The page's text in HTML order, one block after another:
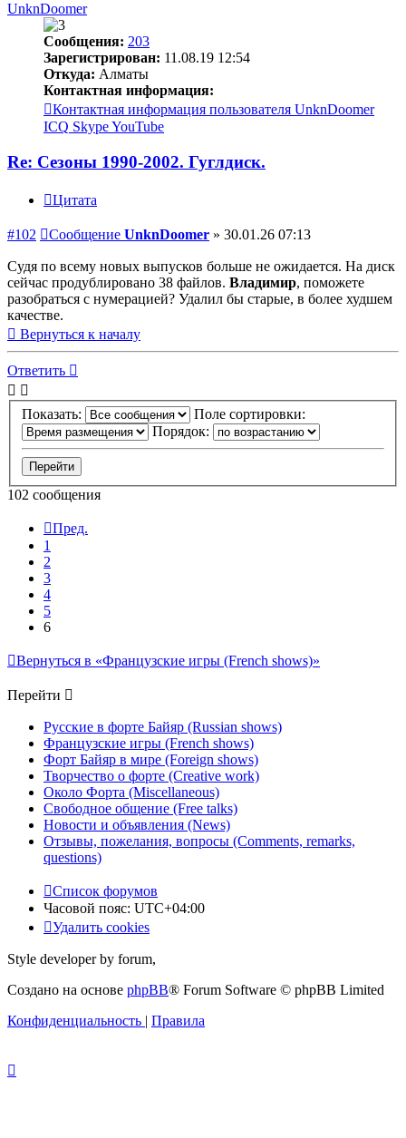
UnknDoomer
Сообщения: 203
Зарегистрирован: 11.08.19 12:54
Откуда: Алматы
Контактная информация:
Контактная информация пользователя UnknDoomer
ICQ SkypeYouTube
Re: Сезоны 1990-2002. Гуглдиск.
Цитата
#102 Сообщение UnknDoomer » 30.01.26 07:13
Судя по всему новых выпусков больше не ожидается. На диск
сейчас продублировано 38 файлов. Владимир, поможете
разобраться с нумерацией? Удалил бы старые, в более худшем
качестве.
Вернуться к началу
Ответить
Показать:
Поле сортировки:
Порядок:
102 сообщения
Пред.
1
2
3
4
5
6
Вернуться в «Французские игры (French shows)»
Перейти
Русские в форте Байяр (Russian shows)
Французские игры (French shows)
Форт Байяр в мире (Foreign shows)
Творчество о форте (Creative work)
Около Форта (Miscellaneous)
Свободное общение (Free talks)
Новости и объявления (News)
Отзывы, пожелания, вопросы (Comments, remarks,
questions)
Список форумов
Часовой пояс: UTC+04:00
Удалить cookies
Style developer by forum,
Создано на основе phpBB® Forum Software © phpBB Limited
Конфиденциальность | Правила